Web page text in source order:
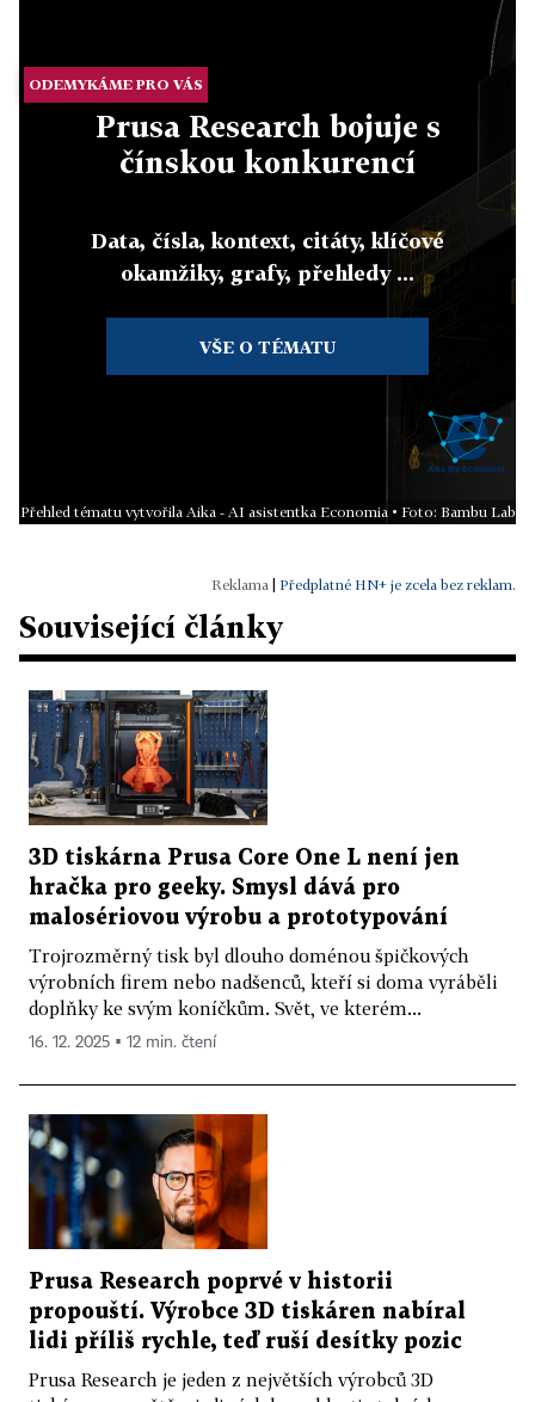
ODEMYKÁME PRO VÁS
Prusa Research bojuje s
čínskou konkurencí
Data, čísla, kontext, citáty, klíčové
okamžiky, grafy, přehledy ...
VŠE O TÉMATU
Přehled tématu vytvořila Aika - AI asistentka Economia • Foto: Bambu Lab
Předplatné HN+ je zcela bez reklam.
Související články
3D tiskárna Prusa Core One L není jen
hračka pro geeky. Smysl dává pro
malosériovou výrobu a prototypování
Trojrozměrný tisk byl dlouho doménou špičkových
výrobních firem nebo nadšenců, kteří si doma vyráběli
doplňky ke svým koníčkům. Svět, ve kterém...
16. 12. 2025 ▪ 12 min. čtení
Prusa Research poprvé v historii
propouští. Výrobce 3D tiskáren nabíral
lidi příliš rychle, teď ruší desítky pozic
Prusa Research je jeden z největších výrobců 3D